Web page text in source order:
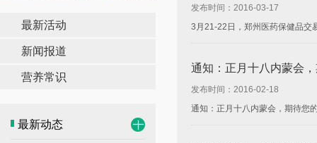
最新活动
新闻报道
营养常识
最新动态
发布时间：2016-03-17
3月21-22日，郑州医药保健品交
通知：正月十八内蒙会
发布时间：2016-02-18
通知：正月十八内蒙会，期待您